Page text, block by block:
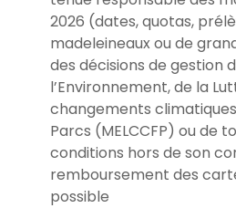
2026 (dates, quotas,
madeleineaux ou de
des décisions de gestion
l’Environnement, de la
changements
Parcs (MELCCFP) ou de
conditions hors de son
remboursement des
possible